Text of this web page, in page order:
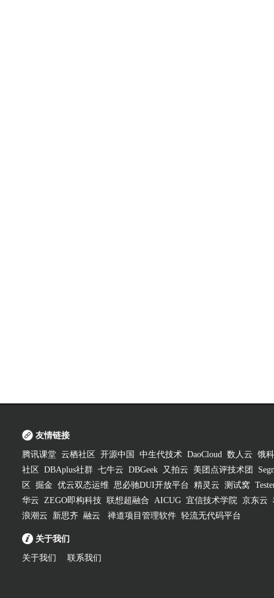
友情链接
腾讯课堂 云栖社区 开源中国 中生代技术 DaoCloud 数人云 饿
社区
DBAplus社群 七牛云 DBGeek 又拍云 美团点评技术团
区
掘金 优云双态运维 思必驰DUI开放平台 精灵云 测试窝
华云 ZEGO即构科技 联想超融合 AICUG 宜信技术学院 京东云
浪潮云
新思齐 融云 禅道项目管理软件 轻流无代码平台
关于我们
关于我们 联系我们